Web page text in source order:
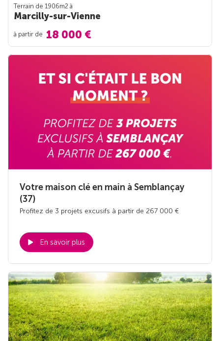
Terrain de 1906m2 à
Marcilly-sur-Vienne
à partir de 18 000 €
Votre maison clé en main à Semblançay
(37)
Profitez de 3 projets excusifs à partir de 267 000 €
En savoir plus